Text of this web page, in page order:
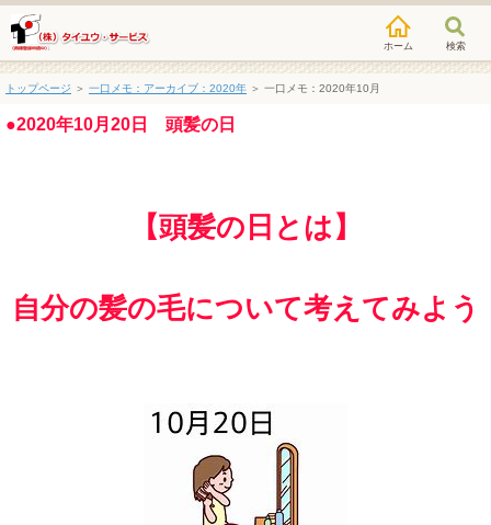
検索
トップページ ＞ 一口メモ：アーカイブ：2020年 ＞ 一口メモ：2020年10月
●2020年10月20日 頭髪の日
【頭髪の日とは】
自分の髪の毛について考えてみよう